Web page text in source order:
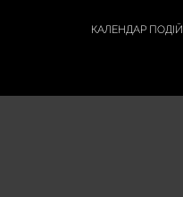
КАЛЕНДАР ПОДІЙ